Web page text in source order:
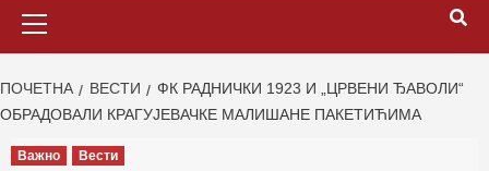
ПОЧЕТНА ВЕСТИ
ФК РАДНИЧКИ 1923 И „ЦРВЕНИ ЂАВОЛИ“
ОБРАДОВАЛИ КРАГУЈЕВАЧКЕ МАЛИШАНЕ ПАКЕТИЋИМА
Важно Вести